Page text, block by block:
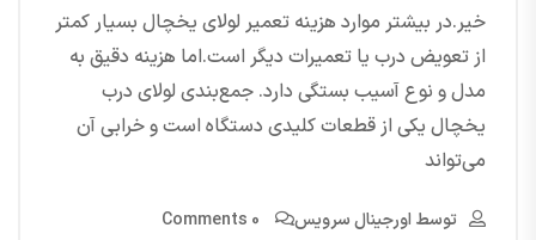
خیر.در بیشتر موارد هزینه تعمیر لولای یخچال بسیار کمتر
از تعویض درب یا تعمیرات دیگر است.اما هزینه دقیق به
مدل و نوع آسیب بستگی دارد. جمع‌بندی لولای درب
یخچال یکی از قطعات کلیدی دستگاه است و خرابی آن
می‌تواند
توسط اورجینال سرویس 0 Comments